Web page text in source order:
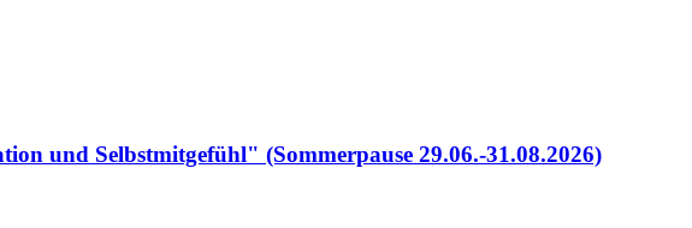
und Selbstmitgefühl" (Sommerpause 29.06.-31.08.2026)